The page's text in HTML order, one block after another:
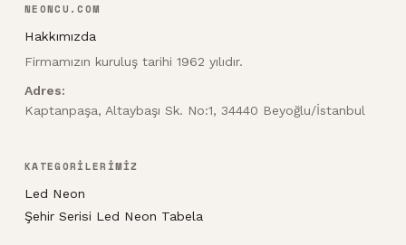
NEONCU.COM
Hakkımızda
Firmamızın kuruluş tarihi 1962 yılıdır.
Adres:
Kaptanpaşa, Altaybaşı Sk. No:1, 34440 Beyoğlu/İstanbul
KATEGORİLERİMİZ
Led Neon
Şehir Serisi Led Neon Tabela